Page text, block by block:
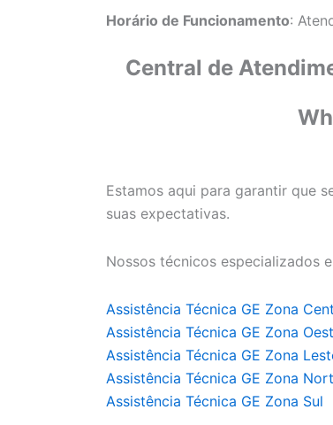
Horário de Funcionamento:
Central de
Estamos aqui para garantir que
suas expectativas.
Nossos técnicos especializados
Assistência Técnica GE Zona
Assistência Técnica GE Zona
Assistência Técnica GE Zona
Assistência Técnica GE Zona
Assistência Técnica GE Zona Sul